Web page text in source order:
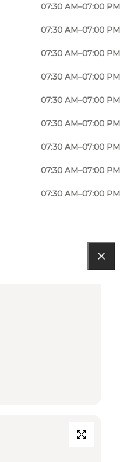
07:30 AM–07:00 PM
07:30 AM–07:00 PM
07:30 AM–07:00 PM
07:30 AM–07:00 PM
07:30 AM–07:00 PM
07:30 AM–07:00 PM
07:30 AM–07:00 PM
07:30 AM–07:00 PM
07:30 AM–07:00 PM